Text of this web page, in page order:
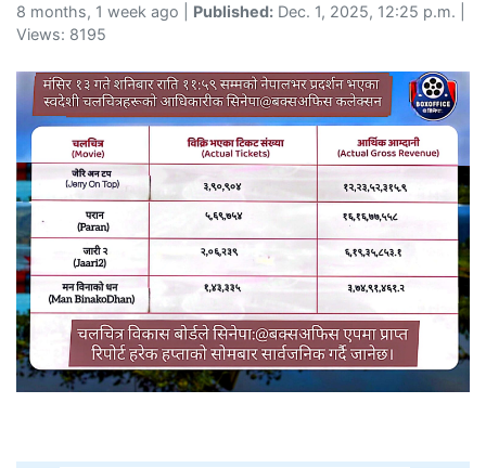
8 months, 1 week ago | Published: Dec. 1, 2025, 12:25 p.m. |
Views: 8195